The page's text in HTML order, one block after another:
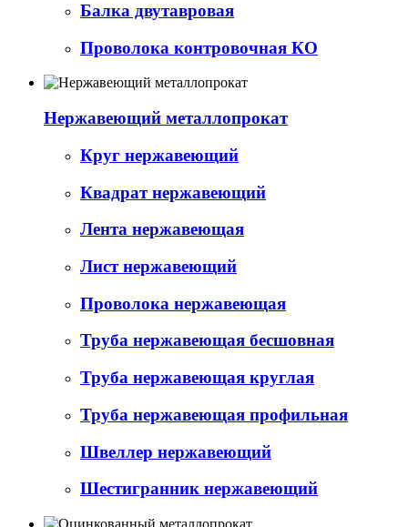
Балка двутавровая
Проволока контровочная КО
Нержавеющий металлопрокат
Круг нержавеющий
Квадрат нержавеющий
Лента нержавеющая
Лист нержавеющий
Проволока нержавеющая
Труба нержавеющая бесшовная
Труба нержавеющая круглая
Труба нержавеющая профильная
Швеллер нержавеющий
Шестигранник нержавеющий